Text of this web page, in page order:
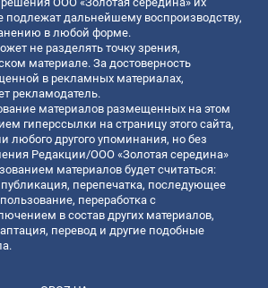
подлежат дальнейшему воспроизводству,
в любой форме.
не разделять точку зрения,
материале. За достоверность
в рекламных материалах,
рекламодатель.
материалов размещенных на этом
гиперссылки на страницу этого сайта,
любого другого упоминания, но без
Редакции/ООО «Золотая середина»
материалов будет считаться:
перепечатка, последующее
переработка с
в состав других материалов,
перевод и другие подобные